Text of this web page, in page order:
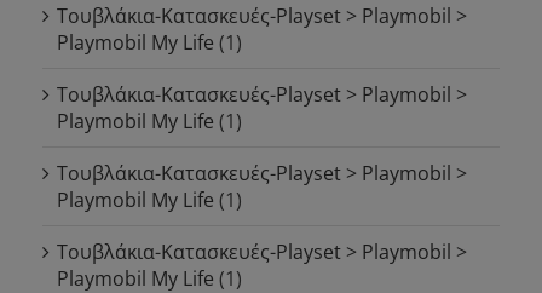
Τουβλάκια-Κατασκευές-Playset > Playmobil >
Playmobil My Life (1)
Τουβλάκια-Κατασκευές-Playset > Playmobil >
Playmobil My Life (1)
Τουβλάκια-Κατασκευές-Playset > Playmobil >
Playmobil My Life (1)
Τουβλάκια-Κατασκευές-Playset > Playmobil >
Playmobil My Life (1)